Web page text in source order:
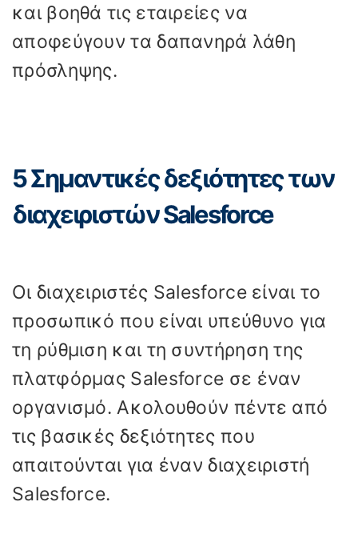
και βοηθά τις εταιρείες να
αποφεύγουν τα δαπανηρά λάθη
πρόσληψης.
5 Σημαντικές δεξιότητες των
διαχειριστών Salesforce
Οι διαχειριστές Salesforce είναι το
προσωπικό που είναι υπεύθυνο για
τη ρύθμιση και τη συντήρηση της
πλατφόρμας Salesforce σε έναν
οργανισμό. Ακολουθούν πέντε από
τις βασικές δεξιότητες που
απαιτούνται για έναν διαχειριστή
Salesforce.